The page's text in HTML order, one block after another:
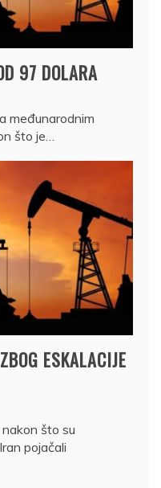
97 DOLARA
međunarodnim
što je…
ESKALACIJE
što su
pojačali